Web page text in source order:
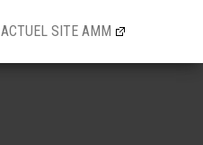
ACTUEL SITE AMM